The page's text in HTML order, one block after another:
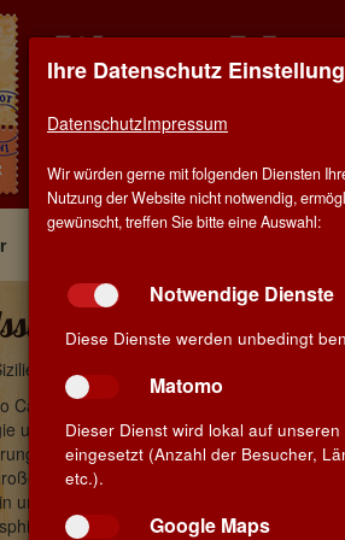
TRUDERING
HOME ANGEBOT
- Assuli Baglio Srl
Caruso gegründet, wird die Cantina Assuli
und Entschlossenheit versucht der
durch Steigerung der
aromatische Erbe zu schützen, das
und Wissen über das typische Terroir
wie das Bestreben eine stets
Ihre Datenschutz
DatenschutzImpressum
Wir würden gerne mit folgenden Diensten
Nutzung der Website nicht notwendig,
gewünscht, treffen Sie bitte eine Auswahl:
Notwendige Dienste
Diese Dienste werden unbedingt
Matomo
Dieser Dienst wird lokal auf
eingesetzt (Anzahl der Besucher,
etc.).
Google Maps